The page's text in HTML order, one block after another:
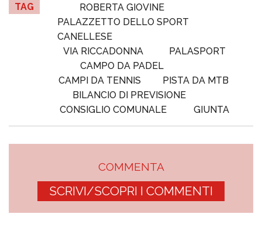
TAG
ROBERTA GIOVINE
PALAZZETTO DELLO SPORT
CANELLESE
VIA RICCADONNA
PALASPORT
CAMPO DA PADEL
CAMPI DA TENNIS
PISTA DA MTB
BILANCIO DI PREVISIONE
CONSIGLIO COMUNALE
GIUNTA
COMMENTA
SCRIVI/SCOPRI I COMMENTI